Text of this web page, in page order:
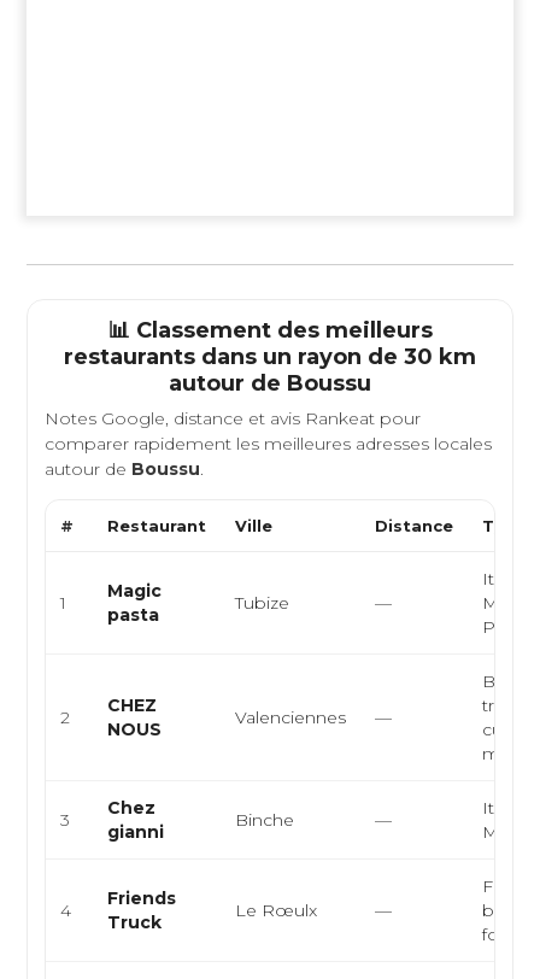
📊 Classement des meilleurs
restaurants dans un rayon de 30 km
autour de Boussu
Notes Google, distance et avis Rankeat pour
comparer rapidement les meilleures adresses locales
autour de Boussu.
# Restaurant Ville Distance Type
1
Magic
pasta
Tubize —
Pâtes
2
CHEZ
NOUS
Valenciennes —
3
Chez
gianni
Binche —
4
Friends
Truck
Le Rœulx —
Food
food